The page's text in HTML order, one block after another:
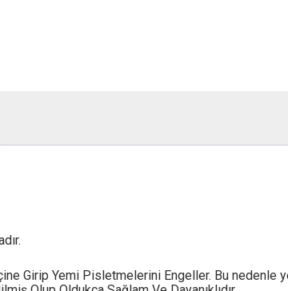
Girip Yemi Pisletmelerini Engeller. Bu nedenle